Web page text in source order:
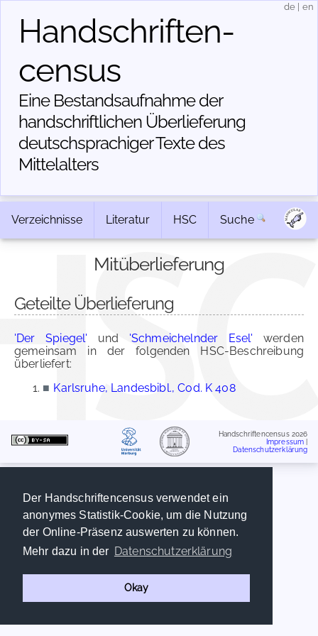
Der Handschriftencensus verwendet ein
anonymes Statistik-Cookie, um die Nutzung
der Online-Präsenz auswerten zu können.
Mehr dazu in der Datenschutzerklärung
Okay
Handschriften­
census
Eine Bestandsaufnahme der
handschriftlichen Über­lieferung
deutschsprachiger Texte des
Mittelalters
de en
Verzeichnisse Literatur HSC Suche
Mitüberlieferung
Geteilte Überlieferung
'Der Spiegel' und 'Schmeichelnder Esel' werden
gemeinsam in der folgenden HSC-Beschreibung
überliefert:
■ Karlsruhe, Landesbibl., Cod. K 408
Handschriftencensus 2026
Impressum
Datenschutzerklärung